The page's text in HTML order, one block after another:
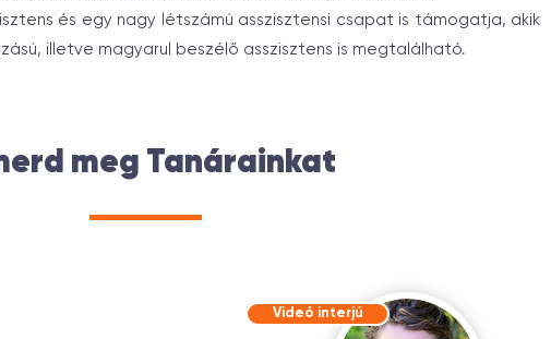
és egy nagy létszámú asszisztensi csapat is támogatja, akik
illetve magyarul beszélő asszisztens is megtalálható.
meg Tanárainkat
Videó interjú